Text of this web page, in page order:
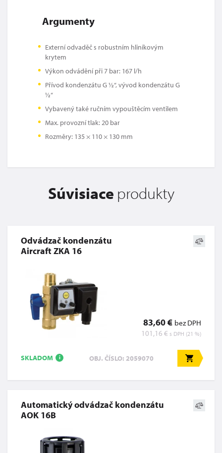
Argumenty
Externí odvaděč s robustním hliníkovým
krytem
Výkon odvádění při 7 bar: 167 l/h
Přívod kondenzátu G ½“, vývod kondenzátu G
½“
Vybavený také ručním vypouštěcím ventilem
Max. provozní tlak: 20 bar
Rozměry: 135 × 110 × 130 mm
Súvisiace produkty
Odvádzač kondenzátu
Aircraft ZKA 16
83,60 € bez DPH
101,16 € s DPH (21 %)
SKLADOM i OBJ. ČÍSLO: 2059070
Automatický odvádzač kondenzátu
AOK 16B